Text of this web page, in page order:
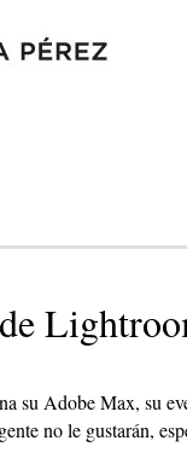
su Adobe Max, su
no le gustarán,